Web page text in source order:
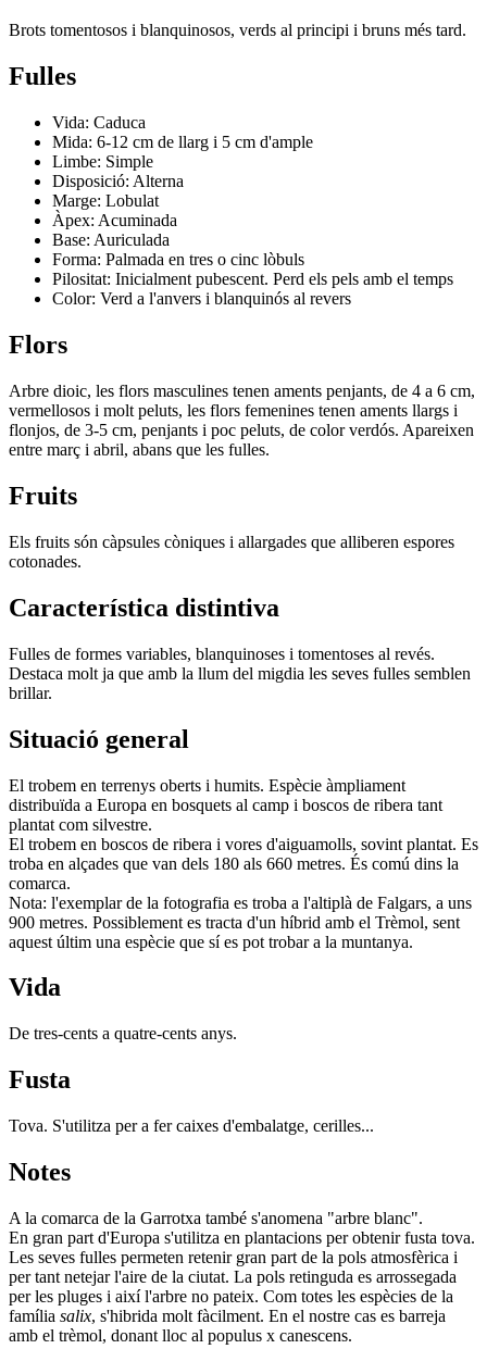
Brots tomentosos i blanquinosos, verds al principi i bruns més tard.
Fulles
Vida: Caduca
Mida: 6-12 cm de llarg i 5 cm d'ample
Limbe: Simple
Disposició: Alterna
Marge: Lobulat
Àpex: Acuminada
Base: Auriculada
Forma: Palmada en tres o cinc lòbuls
Pilositat: Inicialment pubescent. Perd els pels amb el temps
Color: Verd a l'anvers i blanquinós al revers
Flors
Arbre dioic, les flors masculines tenen aments penjants, de 4 a 6 cm,
vermellosos i molt peluts, les flors femenines tenen aments llargs i
flonjos, de 3-5 cm, penjants i poc peluts, de color verdós. Apareixen
entre març i abril, abans que les fulles.
Fruits
Els fruits són càpsules còniques i allargades que alliberen espores
cotonades.
Característica distintiva
Fulles de formes variables, blanquinoses i tomentoses al revés.
Destaca molt ja que amb la llum del migdia les seves fulles semblen
brillar.
Situació general
El trobem en terrenys oberts i humits. Espècie àmpliament
distribuïda a Europa en bosquets al camp i boscos de ribera tant
plantat com silvestre.
El trobem en boscos de ribera i vores d'aiguamolls, sovint plantat. Es
troba en alçades que van dels 180 als 660 metres. És comú dins la
comarca.
Nota: l'exemplar de la fotografia es troba a l'altiplà de Falgars, a uns
900 metres. Possiblement es tracta d'un híbrid amb el Trèmol, sent
aquest últim una espècie que sí es pot trobar a la muntanya.
Vida
De tres-cents a quatre-cents anys.
Fusta
Tova. S'utilitza per a fer caixes d'embalatge, cerilles...
Notes
A la comarca de la Garrotxa també s'anomena "arbre blanc".
En gran part d'Europa s'utilitza en plantacions per obtenir fusta tova.
Les seves fulles permeten retenir gran part de la pols atmosfèrica i
per tant netejar l'aire de la ciutat. La pols retinguda es arrossegada
per les pluges i així l'arbre no pateix. Com totes les espècies de la
família salix, s'hibrida molt fàcilment. En el nostre cas es barreja
amb el trèmol, donant lloc al populus x canescens.